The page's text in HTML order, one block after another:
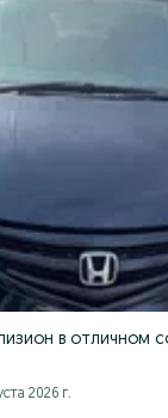
в отличном
2026 г.